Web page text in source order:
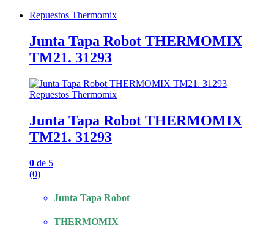
Repuestos Thermomix
Junta Tapa Robot THERMOMIX
TM21. 31293
Repuestos Thermomix
Junta Tapa Robot THERMOMIX
TM21. 31293
0 de 5
(0)
Junta Tapa Robot
THERMOMIX